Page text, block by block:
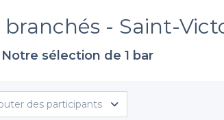
- Saint-
Notre sélection de 1 bar
des participants